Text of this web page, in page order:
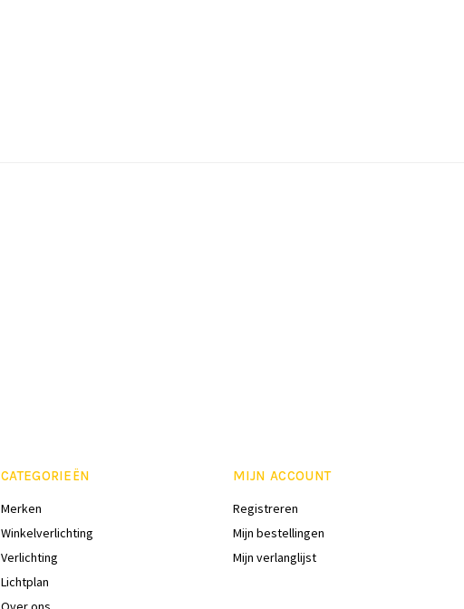
CATEGORIEËN
Merken
Winkelverlichting
Verlichting
Lichtplan
MIJN ACCOUNT
Registreren
Mijn bestellingen
Mijn verlanglijst